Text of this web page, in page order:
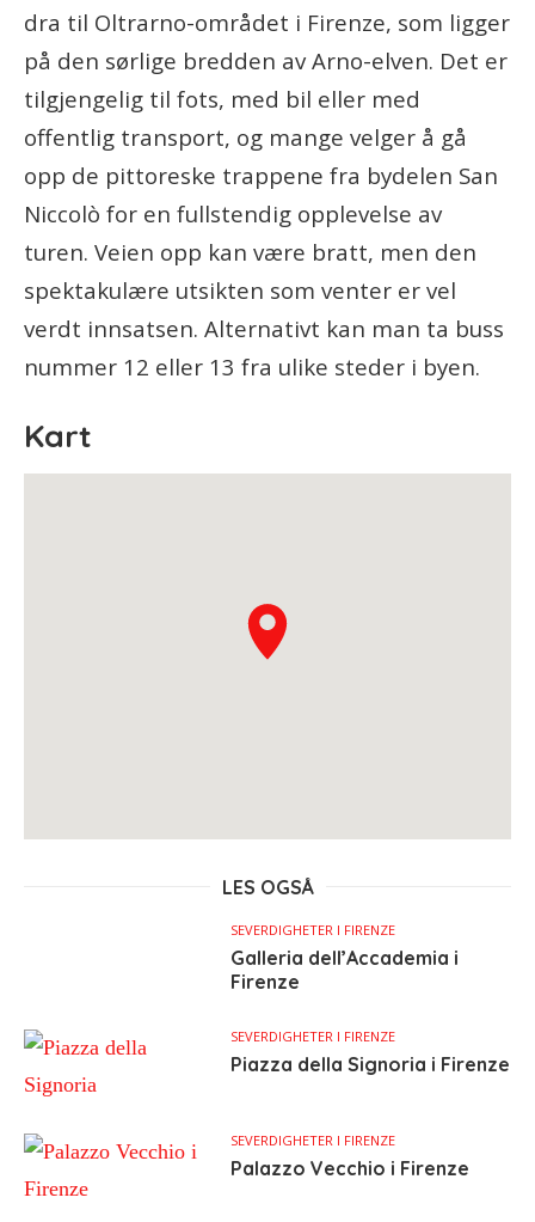
dra til Oltrarno-området i Firenze, som ligger
på den sørlige bredden av Arno-elven. Det er
tilgjengelig til fots, med bil eller med
offentlig transport, og mange velger å gå
opp de pittoreske trappene fra bydelen San
Niccolò for en fullstendig opplevelse av
turen. Veien opp kan være bratt, men den
spektakulære utsikten som venter er vel
verdt innsatsen. Alternativt kan man ta buss
nummer 12 eller 13 fra ulike steder i byen.
Kart
LES OGSÅ
SEVERDIGHETER I FIRENZE
Galleria dell’Accademia i
Firenze
SEVERDIGHETER I FIRENZE
Piazza della Signoria i Firenze
SEVERDIGHETER I FIRENZE
Palazzo Vecchio i Firenze